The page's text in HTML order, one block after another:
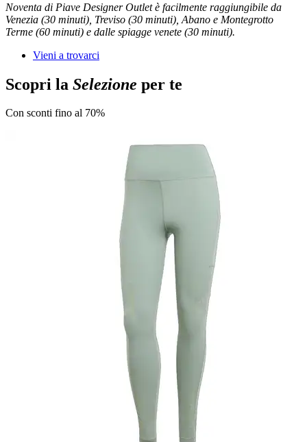
Noventa di Piave Designer Outlet è facilmente raggiungibile da
Venezia (30 minuti), Treviso (30 minuti), Abano e Montegrotto
Terme (60 minuti) e dalle spiagge venete (30 minuti).
Vieni a trovarci
Scopri la Selezione per te
Con sconti fino al 70%